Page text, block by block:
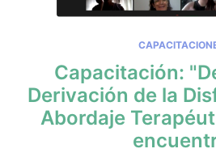
Capacitación:
Derivación de la
Abordaje